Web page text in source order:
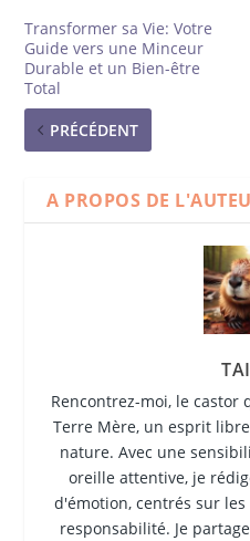
Transformer sa Vie: Votre
Guide vers une Minceur
Durable et un Bien-être
Total
PRÉCÉDENT
A PROPOS DE
Rencontrez-moi, le castor
Terre Mère, un esprit
nature. Avec une
oreille attentive, je
d'émotion, centrés sur
responsabilité. Je